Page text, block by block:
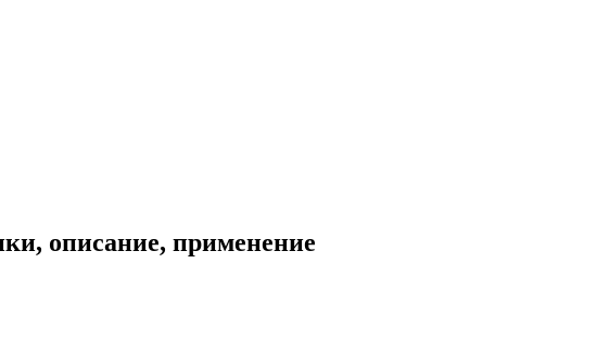
описание, применение